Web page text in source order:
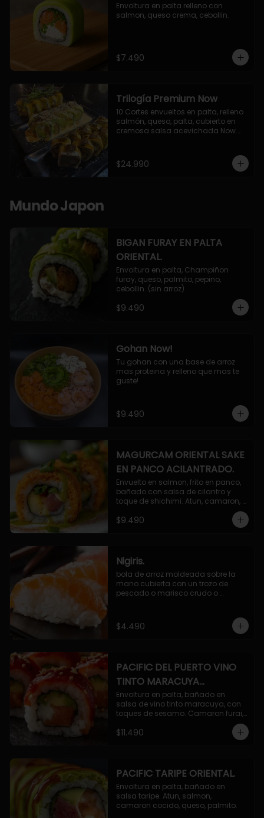
Envoltura en palta relleno con
salmon, queso crema, cebollin.
$7.490
Trilogía Premium Now
10 Cortes envueltos en palta, relleno
salmón, queso, palta, cubierto en
cremosa salsa acevichada Now.
palta, cubierto con topping de
chimichurri de la casa flambeado.
$24.990
Mundo Japon
BIGAN FURAY EN PALTA
ORIENTAL.
Envoltura en palta, Champiñon
furay, queso, palmito, pepino,
cebollin. (sin arroz)
$9.490
Gohan Now!
Tu gohan con una base de arroz
mas proteina y relleno que mas te
guste!
$9.490
MAGURCAM ORIENTAL SAKE
EN PANCO ACILANTRADO.
Envuelto en salmon, frito en panco,
bañado con salsa de cilantro y
toque de shichimi. Atun, camaron,
$9.490
Nigiris.
bola de arroz moldeada sobre la
mano cubierta con un trozo de
pescado o marisco crudo o
$4.490
PACIFIC DEL PUERTO VINO
TINTO MARACUYA
ORIENTAL.
Envoltura en palta, bañado en
salsa de vino tinto maracuya, con
toques de sesamo. Camaron furai,
$11.490
PACIFIC TARIPE ORIENTAL.
Envoltura en palta, bañado en
salsa taripe. Atun, salmon,
camaron cocido, queso, palmito.